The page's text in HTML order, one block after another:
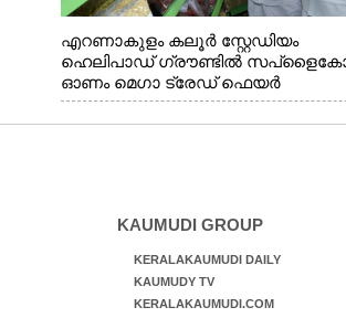
എറണാകുളം കലൂർ സ്റ്റേഡിയം
ഹെലിപാഡ് ഗ്രൗണ്ടിൽ
ഓണം മെഗാ ട്രേഡ് ഫെയർ
സംസ്ഥാനതല ഉദ്ഘാടനം
സ്റ്റാൾ സന്ദർശിക്കുന്ന മുഖ്യമന്ത്രി
KAUMUDI GROUP
KERALAKAUMUDI DAILY
KAUMUDY TV
KERALAKAUMUDI.COM